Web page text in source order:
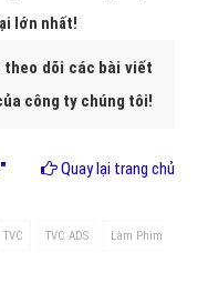
lớn nhất!
theo dõi các bài viết
công ty chúng tôi!
Quay lại trang chủ
TVC TVC ADS Làm Phim